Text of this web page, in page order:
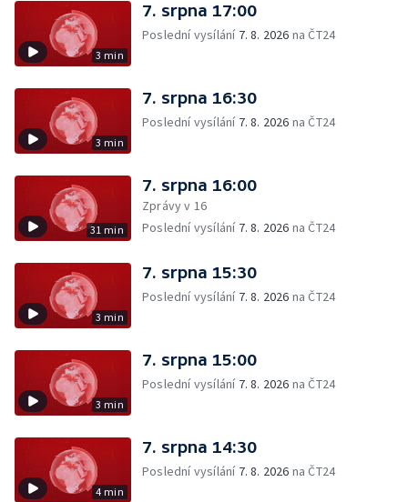
3 min
7. srpna 17:00
Poslední vysílání 7. 8. 2026 na ČT24
3 min
7. srpna 16:30
Poslední vysílání 7. 8. 2026 na ČT24
31 min
7. srpna 16:00
Zprávy v 16
Poslední vysílání 7. 8. 2026 na ČT24
3 min
7. srpna 15:30
Poslední vysílání 7. 8. 2026 na ČT24
3 min
7. srpna 15:00
Poslední vysílání 7. 8. 2026 na ČT24
4 min
7. srpna 14:30
Poslední vysílání 7. 8. 2026 na ČT24